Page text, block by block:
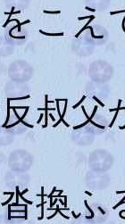
こえ
叔父
換ふ